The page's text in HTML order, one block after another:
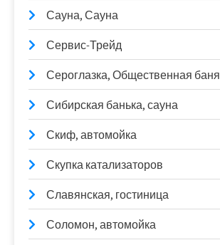
Сауна, Сауна
Сервис-Трейд
Сероглазка, Общественная баня
Сибирская банька, сауна
Скиф, автомойка
Скупка катализаторов
Славянская, гостиница
Соломон, автомойка